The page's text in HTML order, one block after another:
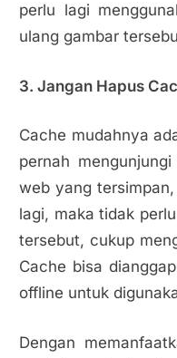
perlu lagi
ulang gambar
3. Jangan Hapus
Cache mudahnya
pernah
web yang
lagi, maka tidak
tersebut, cukup
Cache bisa
offline untuk
Dengan